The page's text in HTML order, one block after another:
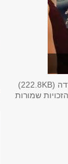
(
222.8KB)
שמורות